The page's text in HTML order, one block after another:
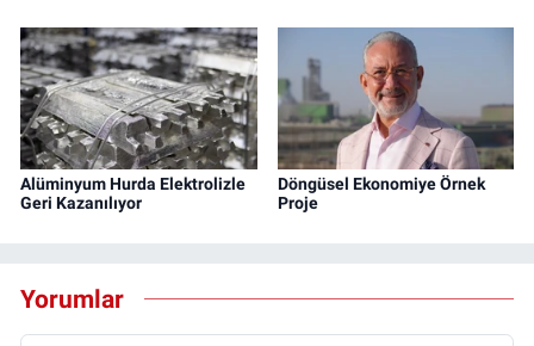
Alüminyum Hurda Elektrolizle
Geri Kazanılıyor
Döngüsel Ekonomiye Örnek
Proje
Yorumlar